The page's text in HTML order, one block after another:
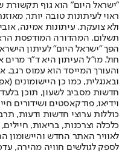
"ישראל היום" הוא גוף תקשורת
ראוי לעיתונות טובה יותר,
ולא צועקת. עיתונות אמינה,
הפך "ישראל היום" לעיתון
חול. מו"ל העיתון היא ד"ר מרים
והעורך המייסד הוא עמוס רגב.
חדשות מסביב לשעון, תוכן
וידיאו, פודקאסטים ושידורים
כוללות ערוצי חדשות ודעות,
לאוויר האתר החדש
לספק לגולשים חוויה מהירה,